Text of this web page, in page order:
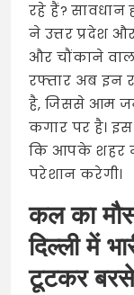
रहे हैं? सावधान
ने उत्तर प्रदेश
और चौंकाने
रफ्तार अब इन
है, जिससे आम
कगार पर है।
कि आपके शहर
परेशान करेगी।
कल का
दिल्ली में
टूटकर